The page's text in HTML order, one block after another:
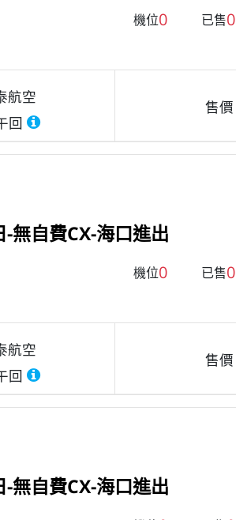
機位0 已售0
航空
回
售價
無自費CX-海口進出
機位0 已售0
航空
回
售價
無自費CX-海口進出